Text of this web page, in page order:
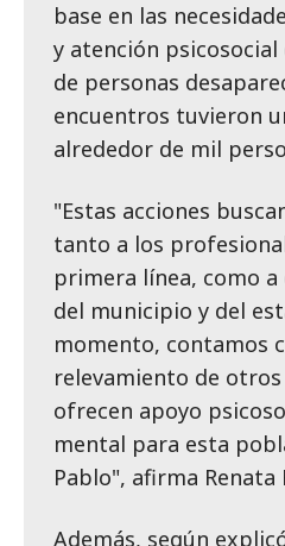
base en las
y atención
de personas
encuentros tuvieron
alrededor de mil
"Estas acciones
tanto a los
primera línea, como
del municipio y del
momento, contamos
relevamiento de
ofrecen apoyo
mental para esta
Pablo", afirma Renata
Además, según